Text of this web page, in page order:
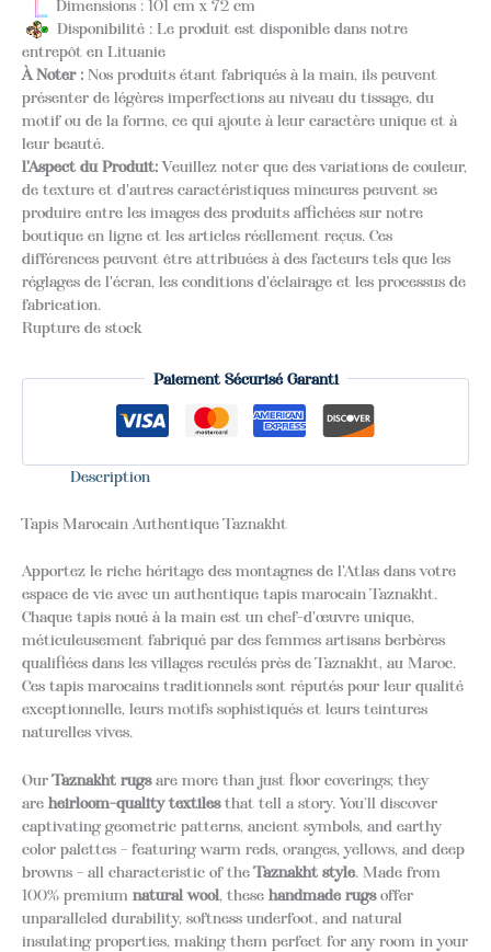
Dimensions : 101 cm x 72 cm
Disponibilité : Le produit est disponible dans notre
entrepôt en Lituanie
À Noter : Nos produits étant fabriqués à la main, ils peuvent
présenter de légères imperfections au niveau du tissage, du
motif ou de la forme, ce qui ajoute à leur caractère unique et à
leur beauté.
l'Aspect du Produit:Veuillez noter que des variations de couleur,
de texture et d'autres caractéristiques mineures peuvent se
produire entre les images des produits affichées sur notre
boutique en ligne et les articles réellement reçus. Ces
différences peuvent être attribuées à des facteurs tels que les
réglages de l'écran, les conditions d'éclairage et les processus de
fabrication.
Rupture de stock
Paiement Sécurisé Garanti
Description
Tapis Marocain Authentique Taznakht
Apportez le riche héritage des montagnes de l'Atlas dans votre
espace de vie avec un authentique tapis marocain Taznakht.
Chaque tapis noué à la main est un chef-d'œuvre unique,
méticuleusement fabriqué par des femmes artisans berbères
qualifiées dans les villages reculés près de Taznakht, au Maroc.
Ces tapis marocains traditionnels sont réputés pour leur qualité
exceptionnelle, leurs motifs sophistiqués et leurs teintures
naturelles vives.
OurTaznakht rugsare more than just floor coverings; they
are heirloom-quality textilesthat tell a story. You’ll discover
captivating geometric patterns, ancient symbols, and earthy
color palettes – featuring warm reds, oranges, yellows, and deep
browns – all characteristic of theTaznakht style. Made from
100% premium natural wool, these handmade rugsoffer
unparalleled durability, softness underfoot, and natural
insulating properties, making them perfect for any room in your